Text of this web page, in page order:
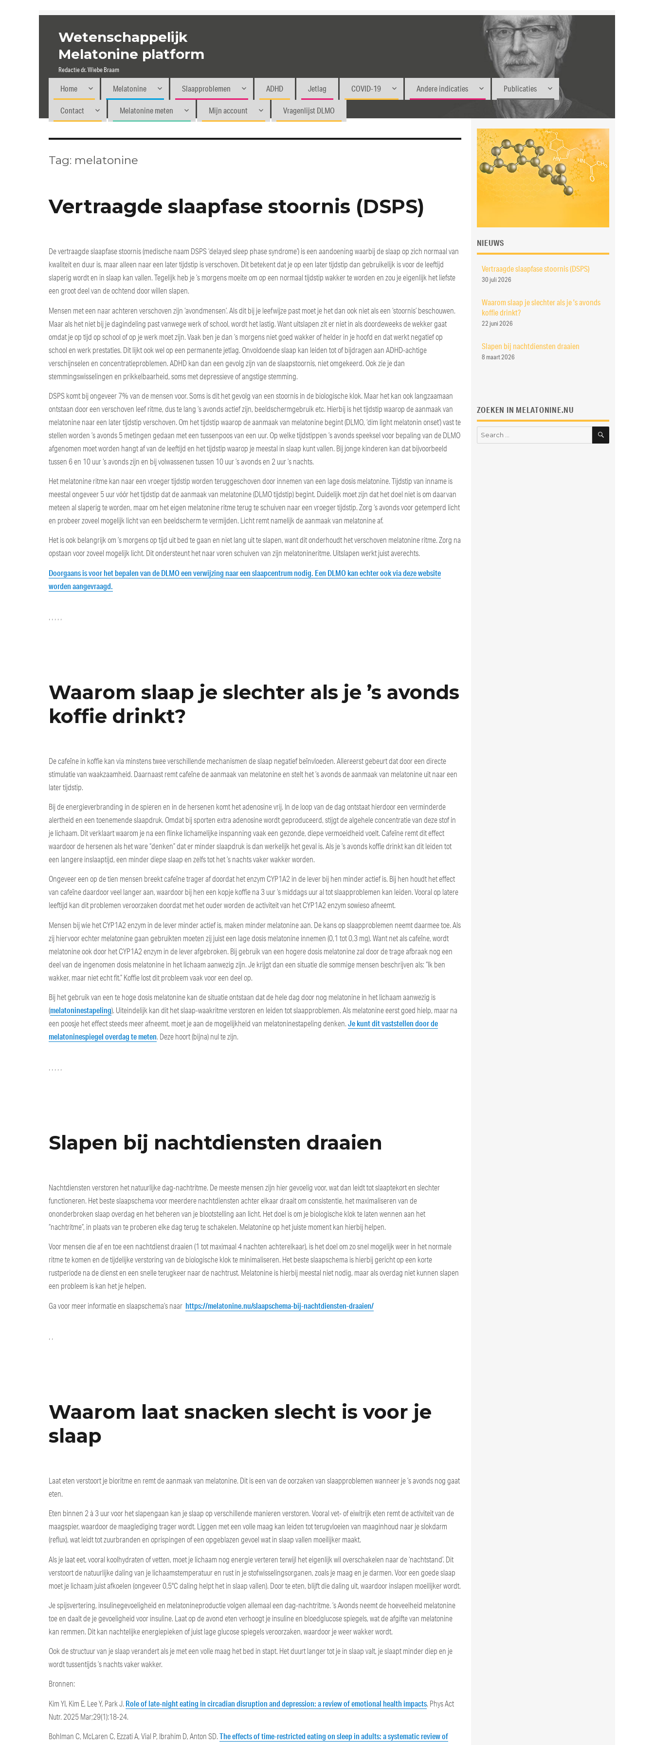
Wetenschappelijk
Melatonine platform
Redactie dr. Wiebe Braam
Home Melatonine Slaapproblemen ADHD Jetlag COVID-19 Andere indicaties Publicaties
Contact Melatonine meten Mijn account Vragenlijst DLMO
Tag: melatonine
Vertraagde slaapfase stoornis (DSPS)
De vertraagde slaapfase stoornis (medische naam DSPS ‘delayed sleep phase syndrome’) is een aandoening waarbij de slaap op zich normaal van
kwaliteit en duur is, maar alleen naar een later tijdstip is verschoven. Dit betekent dat je op een later tijdstip dan gebruikelijk is voor de leeftijd
slaperig wordt en in slaap kan vallen. Tegelijk heb je ’s morgens moeite om op een normaal tijdstip wakker te worden en zou je eigenlijk het liefste
een groot deel van de ochtend door willen slapen.
Mensen met een naar achteren verschoven zijn ‘avondmensen’. Als dit bij je leefwijze past moet je het dan ook niet als een ‘stoornis’ beschouwen.
Maar als het niet bij je dagindeling past vanwege werk of school, wordt het lastig. Want uitslapen zit er niet in als doordeweeks de wekker gaat
omdat je op tijd op school of op je werk moet zijn. Vaak ben je dan ’s morgens niet goed wakker of helder in je hoofd en dat werkt negatief op
school en werk prestaties. Dit lijkt ook wel op een permanente jetlag. Onvoldoende slaap kan leiden tot of bijdragen aan ADHD-achtige
verschijnselen en concentratieproblemen. ADHD kan dan een gevolg zijn van de slaapstoornis, niet omgekeerd. Ook zie je dan
stemmingswisselingen en prikkelbaarheid, soms met depressieve of angstige stemming.
DSPS komt bij ongeveer 7% van de mensen voor. Soms is dit het gevolg van een stoornis in de biologische klok. Maar het kan ook langzaamaan
ontstaan door een verschoven leef ritme, dus te lang ’s avonds actief zijn, beeldschermgebruik etc. Hierbij is het tijdstip waarop de aanmaak van
melatonine naar een later tijdstip verschoven. Om het tijdstip waarop de aanmaak van melatonine begint (DLMO, ‘dim light melatonin onset’) vast te
stellen worden ’s avonds 5 metingen gedaan met een tussenpoos van een uur. Op welke tijdstippen ’s avonds speeksel voor bepaling van de DLMO
afgenomen moet worden hangt af van de leeftijd en het tijdstip waarop je meestal in slaap kunt vallen. Bij jonge kinderen kan dat bijvoorbeeld
tussen 6 en 10 uur ‘s avonds zijn en bij volwassenen tussen 10 uur ’s avonds en 2 uur ’s nachts.
Het melatonine ritme kan naar een vroeger tijdstip worden teruggeschoven door innemen van een lage dosis melatonine. Tijdstip van inname is
meestal ongeveer 5 uur vóór het tijdstip dat de aanmaak van melatonine (DLMO tijdstip) begint. Duidelijk moet zijn dat het doel niet is om daarvan
meteen al slaperig te worden, maar om het eigen melatonine ritme terug te schuiven naar een vroeger tijdstip. Zorg ‘s avonds voor getemperd licht
en probeer zoveel mogelijk licht van een beeldscherm te vermijden. Licht remt namelijk de aanmaak van melatonine af.
Het is ook belangrijk om ’s morgens op tijd uit bed te gaan en niet lang uit te slapen, want dit onderhoudt het verschoven melatonine ritme. Zorg na
opstaan voor zoveel mogelijk licht. Dit ondersteunt het naar voren schuiven van zijn melatonineritme. Uitslapen werkt juist averechts.
Doorgaans is voor het bepalen van de DLMO een verwijzing naar een slaapcentrum nodig. Een DLMO kan echter ook via deze website
worden aangevraagd.
Waarom slaap je slechter als je ’s avonds
koffie drinkt?
De cafeïne in koffie kan via minstens twee verschillende mechanismen de slaap negatief beïnvloeden. Allereerst gebeurt dat door een directe
stimulatie van waakzaamheid. Daarnaast remt cafeïne de aanmaak van melatonine en stelt het ’s avonds de aanmaak van melatonine uit naar een
later tijdstip.
Bij de energieverbranding in de spieren en in de hersenen komt het adenosine vrij. In de loop van de dag ontstaat hierdoor een verminderde
alertheid en een toenemende slaapdruk. Omdat bij sporten extra adenosine wordt geproduceerd, stijgt de algehele concentratie van deze stof in
je lichaam. Dit verklaart waarom je na een flinke lichamelijke inspanning vaak een gezonde, diepe vermoeidheid voelt. Cafeïne remt dit effect
waardoor de hersenen als het ware “denken” dat er minder slaapdruk is dan werkelijk het geval is. Als je ’s avonds koffie drinkt kan dit leiden tot
een langere inslaaptijd, een minder diepe slaap en zelfs tot het ’s nachts vaker wakker worden.
Ongeveer een op de tien mensen breekt cafeïne trager af doordat het enzym CYP1A2 in de lever bij hen minder actief is. Bij hen houdt het effect
van cafeïne daardoor veel langer aan, waardoor bij hen een kopje koffie na 3 uur ‘s middags uur al tot slaapproblemen kan leiden. Vooral op latere
leeftijd kan dit problemen veroorzaken doordat met het ouder worden de activiteit van het CYP1A2 enzym sowieso afneemt.
Mensen bij wie het CYP1A2 enzym in de lever minder actief is, maken minder melatonine aan. De kans op slaapproblemen neemt daarmee toe. Als
zij hiervoor echter melatonine gaan gebruikten moeten zij juist een lage dosis melatonine innemen (0,1 tot 0,3 mg). Want net als cafeïne, wordt
melatonine ook door het CYP1A2 enzym in de lever afgebroken. Bij gebruik van een hogere dosis melatonine zal door de trage afbraak nog een
deel van de ingenomen dosis melatonine in het lichaam aanwezig zijn. Je krijgt dan een situatie die sommige mensen beschrijven als: “Ik ben
wakker, maar niet echt fit.” Koffie lost dit probleem vaak voor een deel op.
Bij het gebruik van een te hoge dosis melatonine kan de situatie ontstaan dat de hele dag door nog melatonine in het lichaam aanwezig is
(melatoninestapeling). Uiteindelijk kan dit het slaap-waakritme verstoren en leiden tot slaapproblemen. Als melatonine eerst goed hielp, maar na
een poosje het effect steeds meer afneemt, moet je aan de mogelijkheid van melatoninestapeling denken.Je kunt dit vaststellen door de
melatoninespiegel overdag te meten. Deze hoort (bijna) nul te zijn.
Slapen bij nachtdiensten draaien
Nachtdiensten verstoren het natuurlijke dag-nachtritme. De meeste mensen zijn hier gevoelig voor, wat dan leidt tot slaaptekort en slechter
functioneren. Het beste slaapschema voor meerdere nachtdiensten achter elkaar draait om consistentie, het maximaliseren van de
ononderbroken slaap overdag en het beheren van je blootstelling aan licht. Het doel is om je biologische klok te laten wennen aan het
“nachtritme”, in plaats van te proberen elke dag terug te schakelen. Melatonine op het juiste moment kan hierbij helpen.
Voor mensen die af en toe een nachtdienst draaien (1 tot maximaal 4 nachten achterelkaar), is het doel om zo snel mogelijk weer in het normale
ritme te komen en de tijdelijke verstoring van de biologische klok te minimaliseren. Het beste slaapschema is hierbij gericht op een korte
rustperiode na de dienst en een snelle terugkeer naar de nachtrust. Melatonine is hierbij meestal niet nodig, maar als overdag niet kunnen slapen
een probleem is kan het je helpen.
Ga voor meer informatie en slaapschema’s naar https://melatonine.nu/slaapschema-bij-nachtdiensten-draaien/
Waarom laat snacken slecht is voor je
slaap
Laat eten verstoort je bioritme en remt de aanmaak van melatonine. Dit is een van de oorzaken van slaapproblemen wanneer je ’s avonds nog gaat
eten.
Eten binnen 2 à 3 uur voor het slapengaan kan je slaap op verschillende manieren verstoren. Vooral vet- of eiwitrijk eten remt de activiteit van de
maagspier, waardoor de maaglediging trager wordt. Liggen met een volle maag kan leiden tot terugvloeien van maaginhoud naar je slokdarm
(reflux), wat leidt tot zuurbranden en oprispingen of een opgeblazen gevoel wat in slaap vallen moeilijker maakt.
Als je laat eet, vooral koolhydraten of vetten, moet je lichaam nog energie verteren terwijl het eigenlijk wil overschakelen naar de ‘nachtstand’. Dit
verstoort de natuurlijke daling van je lichaamstemperatuur en rust in je stofwisselingsorganen, zoals je maag en je darmen. Voor een goede slaap
moet je lichaam juist afkoelen (ongeveer 0,5°C daling helpt het in slaap vallen). Door te eten, blijft die daling uit, waardoor inslapen moeilijker wordt.
Je spijsvertering, insulinegevoeligheid en melatonineproductie volgen allemaal een dag-nachtritme. ’s Avonds neemt de hoeveelheid melatonine
toe en daalt de je gevoeligheid voor insuline. Laat op de avond eten verhoogt je insuline en bloedglucose spiegels, wat de afgifte van melatonine
kan remmen. Dit kan nachtelijke energiepieken of juist lage glucose spiegels veroorzaken, waardoor je weer wakker wordt.
Ook de structuur van je slaap verandert als je met een volle maag het bed in stapt. Het duurt langer tot je in slaap valt, je slaapt minder diep en je
wordt tussentijds ’s nachts vaker wakker.
Bronnen:
Kim YI, Kim E, Lee Y, Park J. Role of late-night eating in circadian disruption and depression: a review of emotional health impacts. Phys Act
Nutr. 2025 Mar;29(1):18-24.
Bohlman C, McLaren C, Ezzati A, Vial P, Ibrahim D, Anton SD.The effects of time-restricted eating on sleep in adults: a systematic review of
NIEUWS
Vertraagde slaapfase stoornis (DSPS)
30 juli 2026
Waarom slaap je slechter als je ’s avonds
koffie drinkt?
22 juni 2026
Slapen bij nachtdiensten draaien
8 maart 2026
ZOEKEN IN MELATONINE.NU
Search
for:
SEARCH